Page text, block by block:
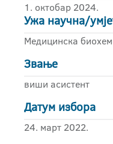
1. октобар 2024.
Ужа научна/
Медицинска
Звање
виши асистент
Датум избора
24. март 2022.